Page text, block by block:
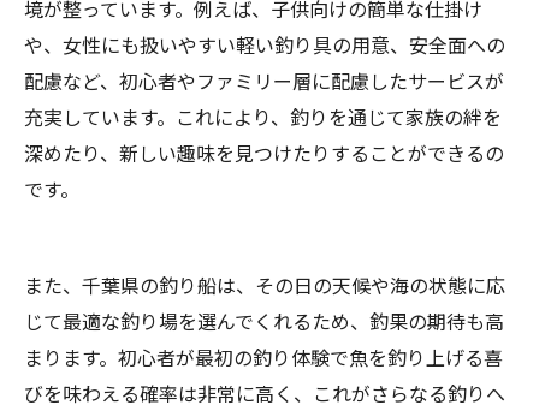
境が整っています。例えば、子供向けの簡単な仕掛け
や、女性にも扱いやすい軽い釣り具の用意、安全面への
配慮など、初心者やファミリー層に配慮したサービスが
充実しています。これにより、釣りを通じて家族の絆を
深めたり、新しい趣味を見つけたりすることができるの
です。
また、千葉県の釣り船は、その日の天候や海の状態に応
じて最適な釣り場を選んでくれるため、釣果の期待も高
まります。初心者が最初の釣り体験で魚を釣り上げる喜
びを味わえる確率は非常に高く、これがさらなる釣りへ